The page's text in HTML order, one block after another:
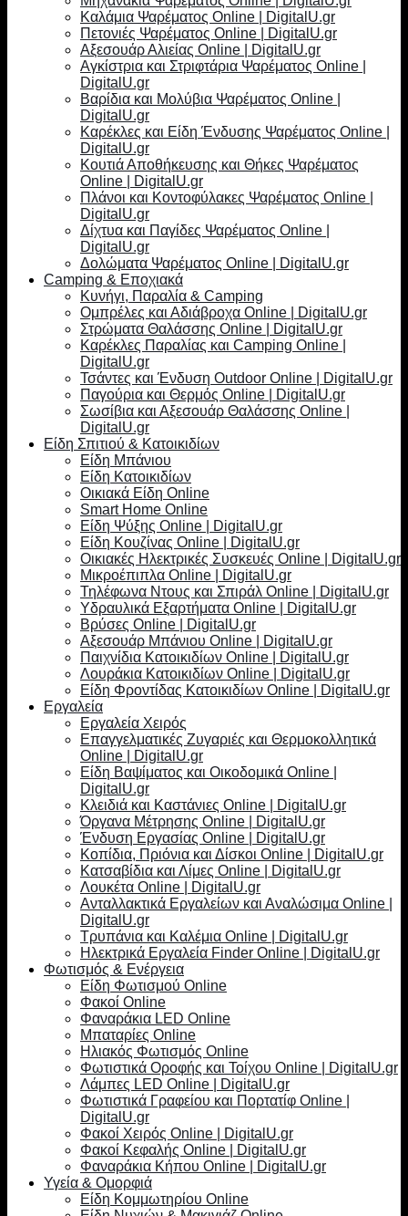
Καλάμια Ψαρέματος Online | DigitalU.gr
Πετονιές Ψαρέματος Online | DigitalU.gr
Αξεσουάρ Αλιείας Online | DigitalU.gr
Αγκίστρια και Στριφτάρια Ψαρέματος Online |
DigitalU.gr
Βαρίδια και Μολύβια Ψαρέματος Online |
DigitalU.gr
Καρέκλες και Είδη Ένδυσης Ψαρέματος Online |
DigitalU.gr
Κουτιά Αποθήκευσης και Θήκες Ψαρέματος
Online | DigitalU.gr
Πλάνοι και Κοντοφύλακες Ψαρέματος Online |
DigitalU.gr
Δίχτυα και Παγίδες Ψαρέματος Online |
DigitalU.gr
Δολώματα Ψαρέματος Online | DigitalU.gr
Camping & Εποχιακά
Κυνήγι, Παραλία & Camping
Ομπρέλες και Αδιάβροχα Online | DigitalU.gr
Στρώματα Θαλάσσης Online | DigitalU.gr
Καρέκλες Παραλίας και Camping Online |
DigitalU.gr
Τσάντες και Ένδυση Outdoor Online | DigitalU.gr
Παγούρια και Θερμός Online | DigitalU.gr
Σωσίβια και Αξεσουάρ Θαλάσσης Online |
DigitalU.gr
Είδη Σπιτιού & Κατοικιδίων
Είδη Μπάνιου
Είδη Κατοικιδίων
Οικιακά Είδη Online
Smart Home Online
Είδη Ψύξης Online | DigitalU.gr
Είδη Κουζίνας Online | DigitalU.gr
Οικιακές Ηλεκτρικές Συσκευές Online | DigitalU.gr
Μικροέπιπλα Online | DigitalU.gr
Τηλέφωνα Ντους και Σπιράλ Online | DigitalU.gr
Υδραυλικά Εξαρτήματα Online | DigitalU.gr
Βρύσες Online | DigitalU.gr
Αξεσουάρ Μπάνιου Online | DigitalU.gr
Παιχνίδια Κατοικιδίων Online | DigitalU.gr
Λουράκια Κατοικιδίων Online | DigitalU.gr
Είδη Φροντίδας Κατοικιδίων Online | DigitalU.gr
Εργαλεία
Εργαλεία Χειρός
Επαγγελματικές Ζυγαριές και Θερμοκολλητικά
Online | DigitalU.gr
Είδη Βαψίματος και Οικοδομικά Online |
DigitalU.gr
Κλειδιά και Καστάνιες Online | DigitalU.gr
Όργανα Μέτρησης Online | DigitalU.gr
Ένδυση Εργασίας Online | DigitalU.gr
Κοπίδια, Πριόνια και Δίσκοι Online | DigitalU.gr
Κατσαβίδια και Λίμες Online | DigitalU.gr
Λουκέτα Online | DigitalU.gr
Ανταλλακτικά Εργαλείων και Αναλώσιμα Online |
DigitalU.gr
Τρυπάνια και Καλέμια Online | DigitalU.gr
Ηλεκτρικά Εργαλεία Finder Online | DigitalU.gr
Φωτισμός & Ενέργεια
Είδη Φωτισμού Online
Φακοί Online
Φαναράκια LED Online
Μπαταρίες Online
Ηλιακός Φωτισμός Online
Φωτιστικά Οροφής και Τοίχου Online | DigitalU.gr
Λάμπες LED Online | DigitalU.gr
Φωτιστικά Γραφείου και Πορτατίφ Online |
DigitalU.gr
Φακοί Χειρός Online | DigitalU.gr
Φακοί Κεφαλής Online | DigitalU.gr
Φαναράκια Κήπου Online | DigitalU.gr
Υγεία & Ομορφιά
Είδη Κομμωτηρίου Online